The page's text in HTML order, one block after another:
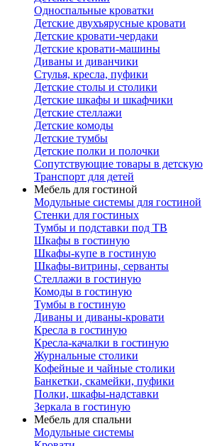
Односпальные кроватки
Детские двухъярусные кровати
Детские кровати-чердаки
Детские кровати-машины
Диваны и диванчики
Стулья, кресла, пуфики
Детские столы и столики
Детские шкафы и шкафчики
Детские стеллажи
Детские комоды
Детские тумбы
Детские полки и полочки
Сопутствующие товары в детскую
Транспорт для детей
Мебель для гостиной
Модульные системы для гостиной
Стенки для гостиных
Тумбы и подставки под ТВ
Шкафы в гостиную
Шкафы-купе в гостиную
Шкафы-витрины, серванты
Стеллажи в гостиную
Комоды в гостиную
Тумбы в гостиную
Диваны и диваны-кровати
Кресла в гостиную
Кресла-качалки в гостиную
Журнальные столики
Кофейные и чайные столики
Банкетки, скамейки, пуфики
Полки, шкафы-надставки
Зеркала в гостиную
Мебель для спальни
Модульные системы